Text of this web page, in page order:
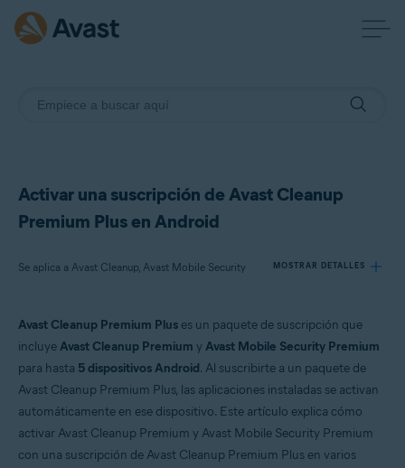
Activar una suscripción de Avast Cleanup
Premium Plus en Android
Se aplica a Avast Cleanup, Avast Mobile Security MOSTRAR DETALLES
Avast Mobile Security
Sistemas operativos:
Android
Avast Cleanup Premium Plus es un paquete de suscripción que
incluyeAvast Cleanup Premium y Avast Mobile Security Premium
para hasta 5 dispositivos Android. Al suscribirte a un paquete de
Avast Cleanup Premium Plus, las aplicaciones instaladas se activan
automáticamente en ese dispositivo. Este artículo explica cómo
activar Avast Cleanup Premium y Avast Mobile Security Premium
con una suscripción de Avast Cleanup Premium Plus en varios